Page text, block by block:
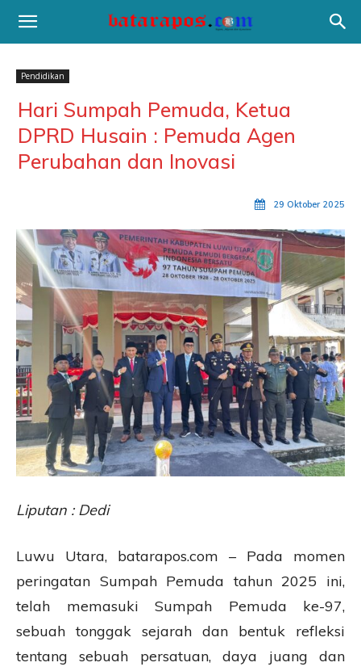
Pendidikan
Hari Sumpah Pemuda, Ketua
DPRD Husain : Pemuda Agen
Perubahan dan Inovasi
29 Oktober 2025
Liputan : Dedi
Luwu Utara, batarapos.com – Pada momen
peringatan Sumpah Pemuda tahun 2025 ini,
telah memasuki Sumpah Pemuda ke-97,
sebuah tonggak sejarah dan bentuk refleksi
tentang sebuah persatuan, daya juang dan